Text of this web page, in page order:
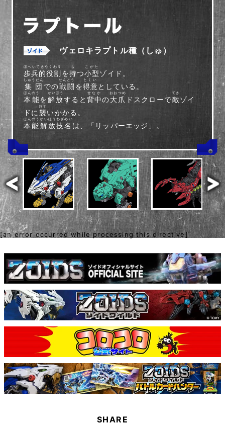
ヴェロキラプトル種（しゅ）
歩兵的役割
ほへいてきやくわり
を持
も
つ小型
こがた
ゾイド。
集団
しゅうだん
での戦闘
せんとう
を得意
とくい
としている。
本能
ほんのう
を解放
かいほう
すると 背中
せなか
の大爪
おおつめ
ドスクローで敵
てき
ゾイ
ドに 襲
おそ
いかかる。
本能解放技名
ほんのうかいほうわざめい
は、「リッパーエッジ」。
[an error occurred while processing this directive]
SHARE